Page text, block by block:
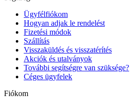
Ügyfélfiókom
Hogyan adjak le rendelést
Fizetési módok
Szállítás
Visszaküldés és visszatérítés
Akciók és utalványok
További segítségre van szüksége?
Céges ügyfelek
Fiókom